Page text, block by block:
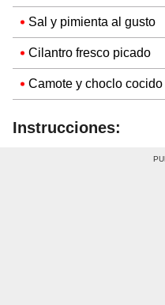
Sal y pimienta al gusto
Cilantro fresco picado
Camote y choclo
Instrucciones: